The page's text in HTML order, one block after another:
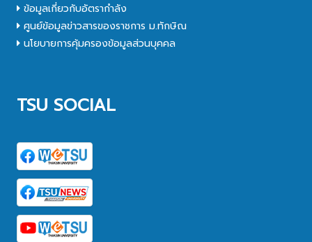
ข้อมูลเกี่ยวกับอัตรากำลัง
ศูนย์ข้อมูลข่าวสารของราชการ ม.ทักษิณ
นโยบายการคุ้มครองข้อมูลส่วนบุคคล
TSU SOCIAL